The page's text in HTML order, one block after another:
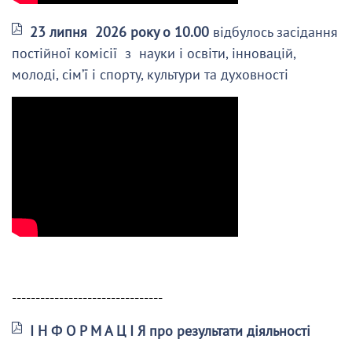
23 липня 2026 року о 10.00 відбулось засідання
постійної комісії з науки і освіти, інновацій,
молоді, сім’ї і спорту, культури та духовності
--------------------------------
І Н Ф О Р М А Ц І Я про результати діяльності